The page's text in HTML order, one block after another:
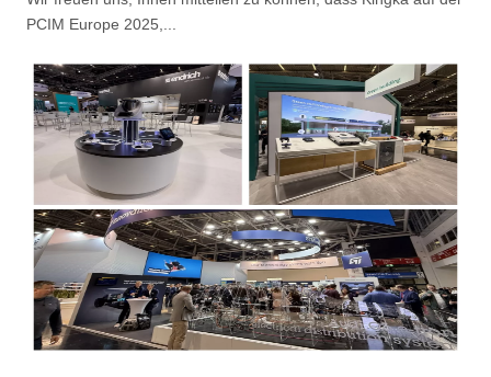
PCIM Europe 2025,...